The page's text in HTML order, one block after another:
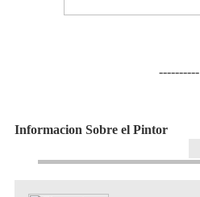
----------
Informacion Sobre el Pintor